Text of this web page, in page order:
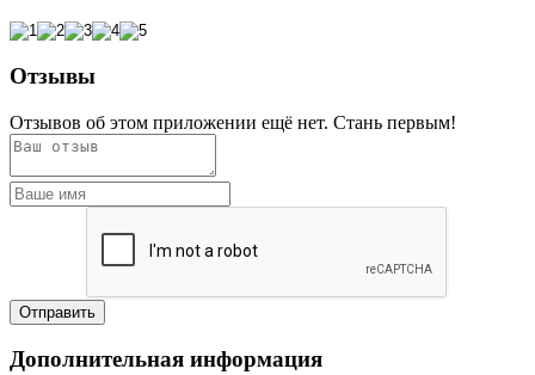
Отзывы
Отзывов об этом приложении ещё нет. Стань первым!
Дополнительная информация